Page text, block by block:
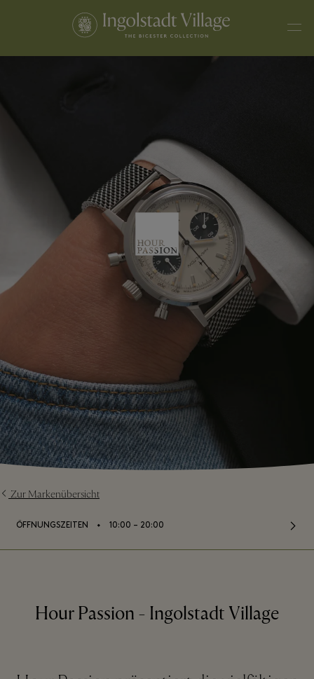
Zur Markenübersicht
ÖFFNUNGSZEITEN ⬩ 10:00 – 20:00
Hour Passion - Ingolstadt Village